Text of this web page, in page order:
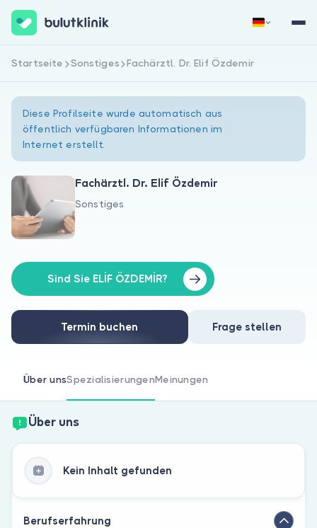
Über uns
Für Patienten
Für Ärzte
Jetzt registrieren Anmelden
Startseite Sonstiges Fachärztl. Dr. Elif Özdemir
Diese Profilseite wurde automatisch aus
öffentlich verfügbaren Informationen im
Internet erstellt.
Fachärztl. Dr. Elif Özdemir
Sonstiges
Sind Sie ELİF ÖZDEMİR?
Termin buchen Frage stellen
Über unsSpezialisierungenMeinungen
Über uns
Kein Inhalt gefunden
Berufserfahrung